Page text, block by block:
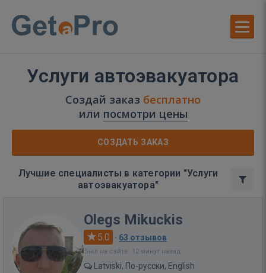
Услуги автоэвакуатора
Создай заказ бесплатно
или посмотри цены
СОЗДАТЬ ЗАКАЗ
Лучшие специалисты в категории "Услуги
автоэвакуатора"
Olegs Mikuckis
5.0 · 63 отзывов
Был на сайте: 12 минут назад
Latviski, По-русски, English